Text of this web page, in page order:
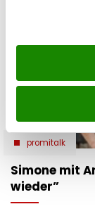
promitalk
Simone mit
wieder”